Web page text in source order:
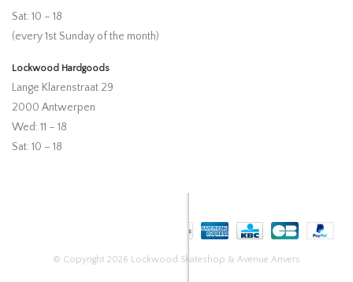
Sat: 10 – 18
(every 1st Sunday of the month)
Lockwood Hardgoods
Lange Klarenstraat 29
2000 Antwerpen
Wed: 11 – 18
Sat: 10 – 18
© Copyright 2026 Lockwood Skateshop & Avenue Anvers